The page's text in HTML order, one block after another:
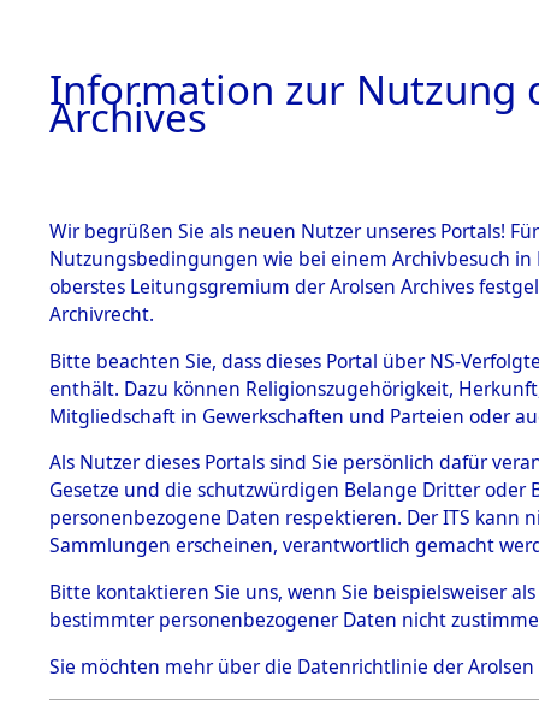
BESTÄNDE
1.
mente
5. Verschiedenes
5.3
Todesmärsche
5.3.1 Alliierte
Erhebungen
zu
Todesmärsch
en
5.3.2
Listen
0002
Information zur Nutzung
Archives
Wir begrüßen Sie als neuen Nutzer unseres Portals!
Nutzungsbedingungen wie bei einem Archivbesuch
oberstes Leitungsgremium der Arolsen Archives
Archivrecht.
Bitte beachten Sie, dass dieses Portal über NS-
enthält. Dazu können Religionszugehörigkeit,
Mitgliedschaft in Gewerkschaften und Parteien oder
Als Nutzer dieses Portals sind Sie persönlich dafür
Gesetze und die schutzwürdigen Belange Dritter
personenbezogene Daten respektieren. Der ITS
Sammlungen erscheinen, verantwortlich gemacht
Bitte kontaktieren Sie uns, wenn Sie beispielsweiser
bestimmter personenbezogener Daten nicht
Sie möchten mehr über die Datenrichtlinie der Arolsen